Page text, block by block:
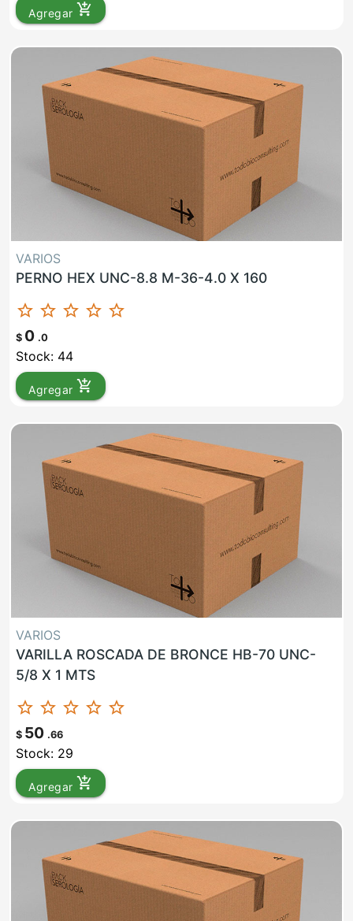
Agregar add_shopping_cart
VARIOS
PERNO HEX UNC-8.8 M-36-4.0 X 160
star_border star_border star_border star_border star_border
$ 0 .0
Stock: 44
Agregar add_shopping_cart
VARIOS
VARILLA ROSCADA DE BRONCE HB-70 UNC-
5/8 X 1 MTS
star_border star_border star_border star_border star_border
$ 50 .66
Stock: 29
Agregar add_shopping_cart